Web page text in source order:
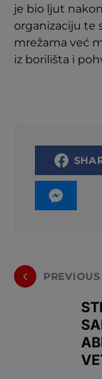
je bio ljut
organizaciju te
mrežama već
iz borilišta i